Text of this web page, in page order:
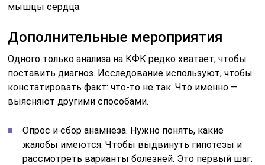
мышцы сердца.
Дополнительные мероприятия
Одного только анализа на КФК редко хватает, чтобы
поставить диагноз. Исследование используют, чтобы
констатировать факт: что-то не так. Что именно —
выясняют другими способами.
Опрос и сбор анамнеза. Нужно понять, какие
жалобы имеются. Чтобы выдвинуть гипотезы и
рассмотреть варианты болезней. Это первый шаг.